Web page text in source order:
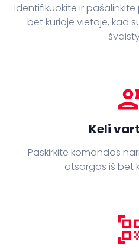
Identifikuokite ir
bet kurioje vietoje, kad
Keli
Paskirkite komandos
atsargas iš bet